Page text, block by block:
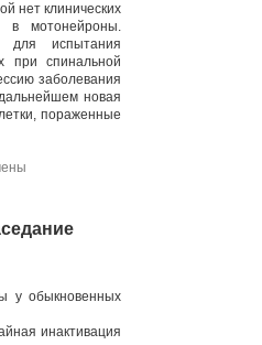
нет клинических
в мотонейроны.
для испытания
при спинальной
заболевания
новая
пораженные
у обыкновенных
инактивация